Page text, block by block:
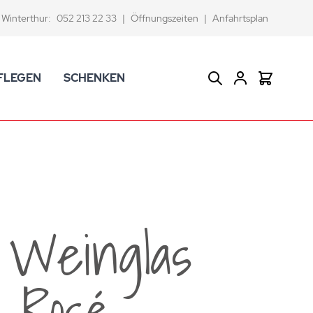
Winterthur: 052 213 22 33 | Öffnungszeiten | Anfahrtsplan
-sprudler
und Ersatzbürsten
Badezimmer-Artikel
SCHENKEN Suche